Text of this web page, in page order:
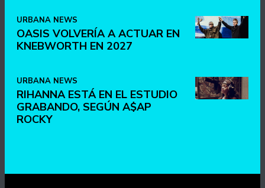
URBANA NEWS
OASIS VOLVERÍA A ACTUAR EN
KNEBWORTH EN 2027
URBANA NEWS
RIHANNA ESTÁ EN EL ESTUDIO
GRABANDO, SEGÚN A$AP
ROCKY